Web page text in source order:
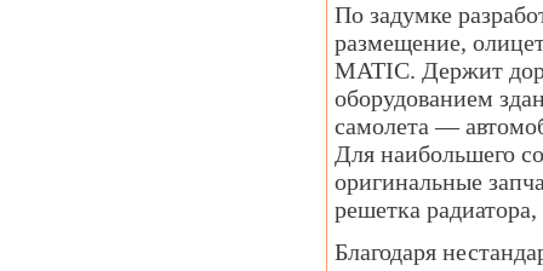
По задумке
размещение,
MATIC. Держит
оборудованием
самолета —
Для наибольшего
оригинальные
решетка
Благодаря